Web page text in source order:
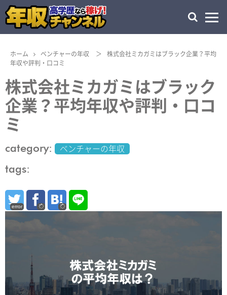
ホーム ベンチャーの年収 ＞
株式会社ミカガミはブラック企業？平均
年収や評判・口コミ
株式会社ミカガミはブラック
企業？平均年収や評判・口コ
ミ
category: ベンチャーの年収
tags:
error